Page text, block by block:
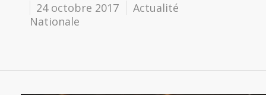
24 octobre 2017
Actualité
Nationale